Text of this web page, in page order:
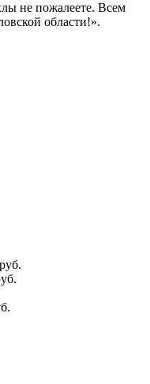
не пожалеете. Всем
области!».